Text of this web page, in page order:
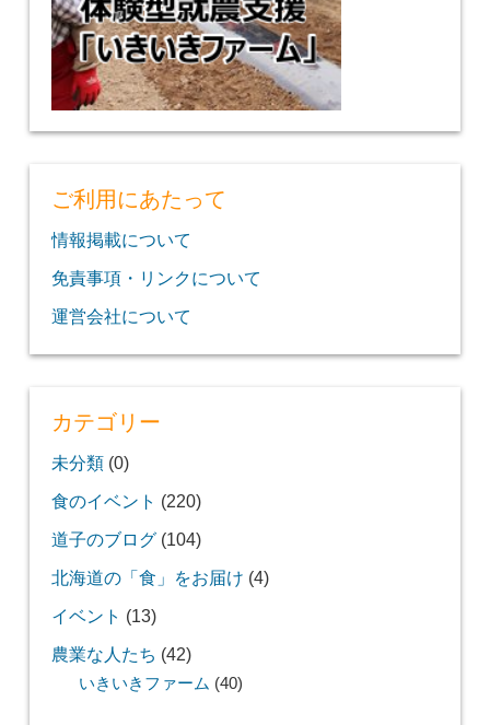
ご利用にあたって
情報掲載について
免責事項・リンクについて
運営会社について
カテゴリー
未分類(0)
食のイベント (220)
道子のブログ(104)
北海道の「食」をお届け (4)
イベント (13)
農業な人たち (42)
いきいきファーム (40)